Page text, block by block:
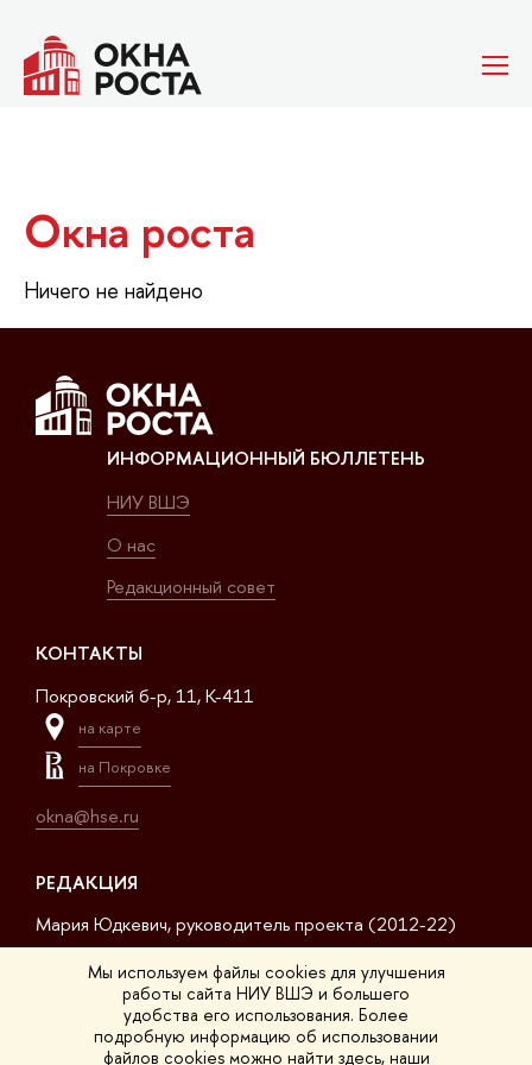
Мы используем файлы cookies для улучшения
работы сайта НИУ ВШЭ и большего
удобства его использования. Более
подробную информацию об использовании
файлов cookies можно найти здесь, наши
Окна роста
Ничего не найдено
ИНФОРМАЦИОННЫЙ БЮЛЛЕТЕНЬ
НИУ ВШЭ
О нас
Редакционный совет
КОНТАКТЫ
Покровский б-р, 11, K-411
на карте
на Покровке
okna@hse.ru
РЕДАКЦИЯ
Мария Юдкевич, руководитель проекта (2012-22)
Дмитрий Дагаев, руководитель проекта (2022-23)
Сергей Матвеев, шеф-редактор (2017-23)
Арсений Кустов, редактор сайта